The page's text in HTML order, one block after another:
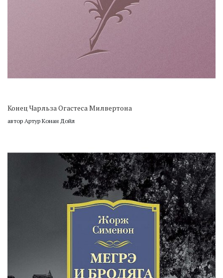
Конец Чарльза Огастеса Милвертона
автор Артур Конан Дойл